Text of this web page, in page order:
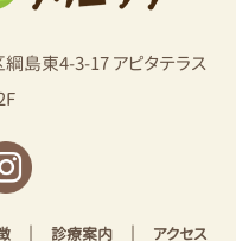
島東4-3-17 アピタテラス
| 診療案内| アクセス